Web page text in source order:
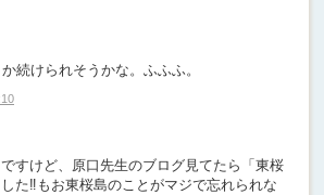
続けられそうかな。ふふふ。
すけど、原口先生のブログ見てたら「東桜
た‼️もお東桜島のことがマジで忘れられな